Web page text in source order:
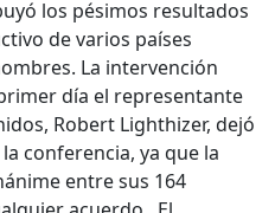
los pésimos resultados
de varios países
La intervención
día el representante
Robert Lighthizer, dejó
conferencia, ya que la
entre sus 164